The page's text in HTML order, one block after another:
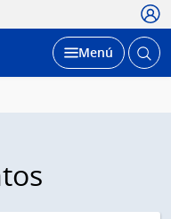
Desplegar
Menú Abrir